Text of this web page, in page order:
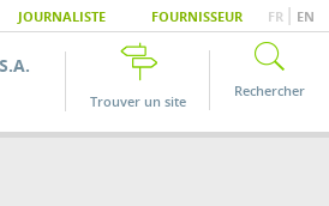
JOURNALISTE FOURNISSEUR FR EN
Trouver un site
Rechercher